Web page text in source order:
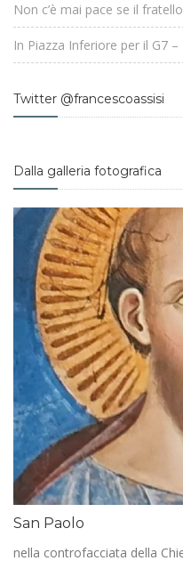
Non c’è mai pace se il
In Piazza Inferiore per il G7
Twitter @francescoassisi
Dalla galleria fotografica
San Paolo
nella controfacciata della